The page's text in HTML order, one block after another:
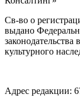
Св-во о
выдано
культурного
Адрес редакции: